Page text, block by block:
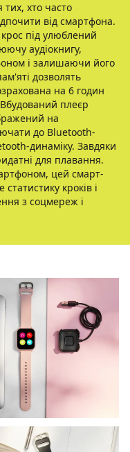
хто часто
від смартфона.
крос під улюблений
аудіокнигу,
і залишаючи його
дозволять
на 6 годин
плеєр
на
до Bluetooth-
динаміку. Завдяки
для плавання.
цей смарт-
кроків і
з соцмереж і